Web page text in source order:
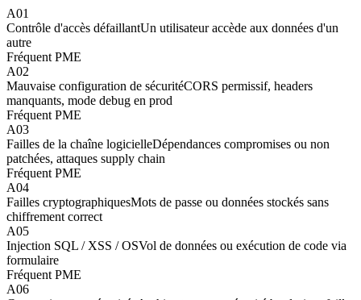
A01
Contrôle d'accès défaillantUn utilisateur accède aux données d'un
autre
Fréquent PME
A02
Mauvaise configuration de sécuritéCORS permissif, headers
manquants, mode debug en prod
Fréquent PME
A03
Failles de la chaîne logicielleDépendances compromises ou non
patchées, attaques supply chain
Fréquent PME
A04
Failles cryptographiquesMots de passe ou données stockés sans
chiffrement correct
A05
Injection SQL / XSS / OSVol de données ou exécution de code via
formulaire
Fréquent PME
A06